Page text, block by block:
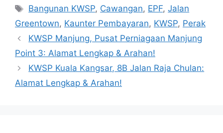
Tags
Bangunan KWSP, Cawangan, EPF,Jalan
Greentown, Kaunter Pembayaran, KWSP, Perak
KWSP Manjung, Pusat Perniagaan Manjung
Point 3: Alamat Lengkap & Arahan!
KWSP Kuala Kangsar, 8B Jalan Raja Chulan:
Alamat Lengkap & Arahan!